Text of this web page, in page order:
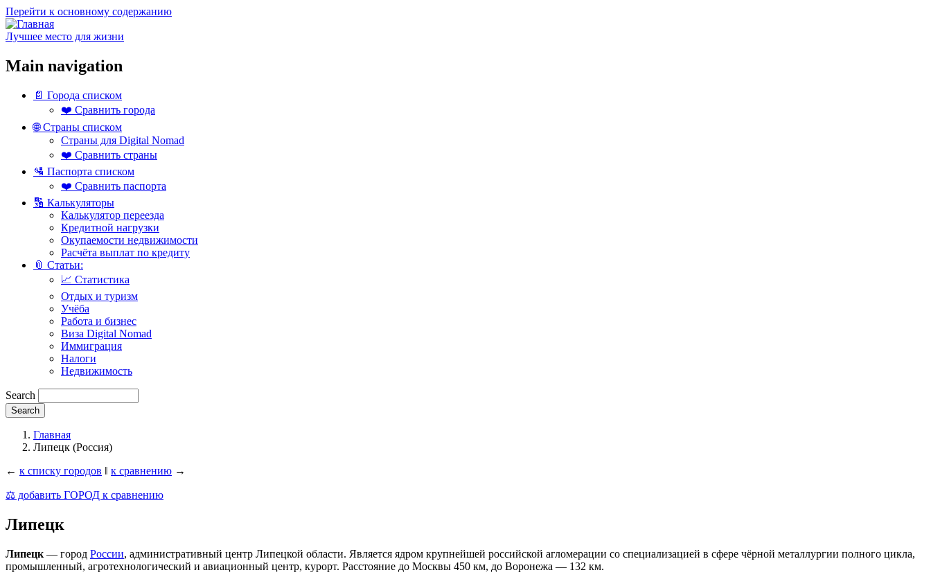
Перейти к основному содержанию
Лучшее место для жизни
Main navigation
📄 Города списком
❤️ Сравнить города
🌐 Страны списком
Страны для Digital Nomad
❤️ Сравнить страны
🛂 Паспорта списком
❤️ Сравнить паспорта
🔢 Калькуляторы
Калькулятор переезда
Кредитной нагрузки
Окупаемости недвижимости
Расчёта выплат по кредиту
📎 Статьи:
📈 Статистика
Отдых и туризм
Учёба
Работа и бизнес
Виза Digital Nomad
Иммиграция
Налоги
Недвижимость
Search
Главная
Липецк (Россия)
← к списку городов ‖ к сравнению →
⚖️ добавить ГОРОД к сравнению
Липецк
Липецк — город России, административный центр Липецкой области. Является ядром крупнейшей российской агломерации со специализацией в сфере чёрной металлургии полного цикла,
промышленный, агротехнологический и авиационный центр, курорт. Расстояние до Москвы 450 км, до Воронежа — 132 км.